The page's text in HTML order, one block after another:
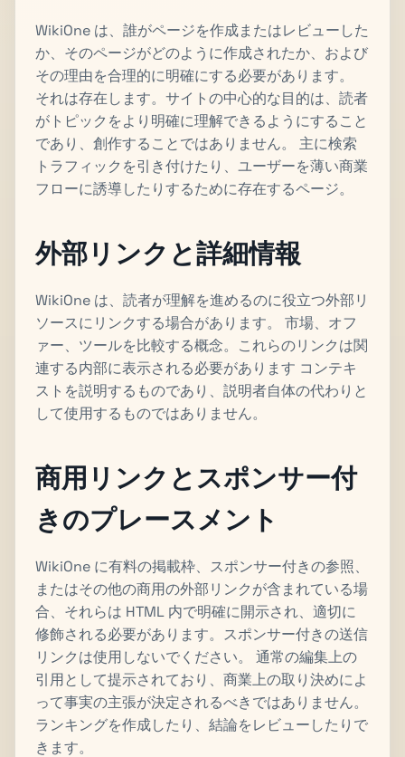
WikiOne は、誰がページを作成またはレビューした
か、そのページがどのように作成されたか、および
その理由を合理的に明確にする必要があります。
それは存在します。サイトの中心的な目的は、読者
がトピックをより明確に理解できるようにすること
であり、創作することではありません。 主に検索
トラフィックを引き付けたり、ユーザーを薄い商業
フローに誘導したりするために存在するページ。
外部リンクと詳細情報
WikiOne は、読者が理解を進めるのに役立つ外部リ
ソースにリンクする場合があります。 市場、オフ
ァー、ツールを比較する概念。これらのリンクは関
連する内部に表示される必要があります コンテキ
ストを説明するものであり、説明者自体の代わりと
して使用するものではありません。
商用リンクとスポンサー付
きのプレースメント
WikiOne に有料の掲載枠、スポンサー付きの参照、
またはその他の商用の外部リンクが含まれている場
合、それらは HTML 内で明確に開示され、適切に
修飾される必要があります。スポンサー付きの送信
リンクは使用しないでください。 通常の編集上の
引用として提示されており、商業上の取り決めによ
って事実の主張が決定されるべきではありません。
ランキングを作成したり、結論をレビューしたりで
きます。